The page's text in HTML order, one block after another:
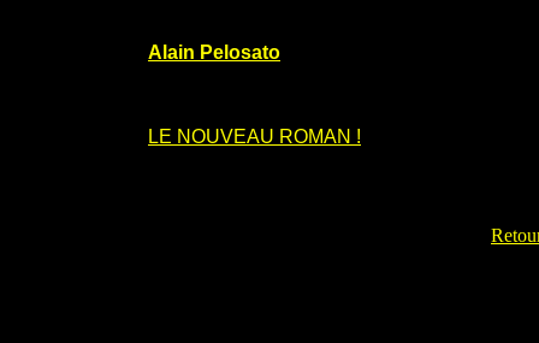
Alain Pelosato
LE NOUVEAU ROMAN !